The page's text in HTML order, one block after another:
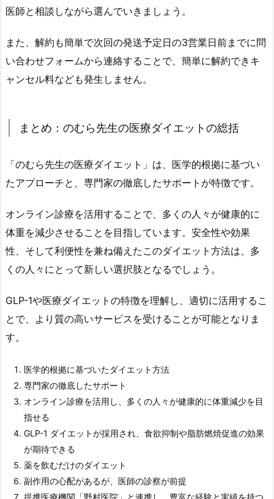
医師と相談しながら選んでいきましょう。
また、解約も簡単で次回の発送予定日の3営業日前までに問
い合わせフォームから連絡することで、簡単に解約できキ
ャンセル料なども発生しません。
まとめ：のむら先生の医療ダイエットの総括
「のむら先生の医療ダイエット」は、医学的根拠に基づい
たアプローチと、専門家の徹底したサポートが特徴です。
オンライン診療を活用することで、多くの人々が健康的に
体重を減少させることを目指しています。安全性や効果
性、そして利便性を兼ね備えたこのダイエット方法は、多
くの人々にとって新しい選択肢となるでしょう。
GLP-1や医療ダイエットの特徴を理解し、適切に活用するこ
とで、より質の高いサービスを受けることが可能となりま
す。
医学的根拠に基づいたダイエット方法
専門家の徹底したサポート
オンライン診療を活用し、多くの人々が健康的に体重減少を目
指せる
GLP-1 ダイエットが採用され、食欲抑制や脂肪燃焼促進の効果
が期待できる
薬を飲むだけのダイエット
副作用の心配があるが、医師の診察が前提